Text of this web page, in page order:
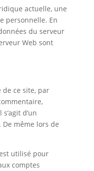
actuelle, une
personnelle. En
du serveur
Web sont
de ce site, par
d’un
même lors de
utilisé pour
comptes